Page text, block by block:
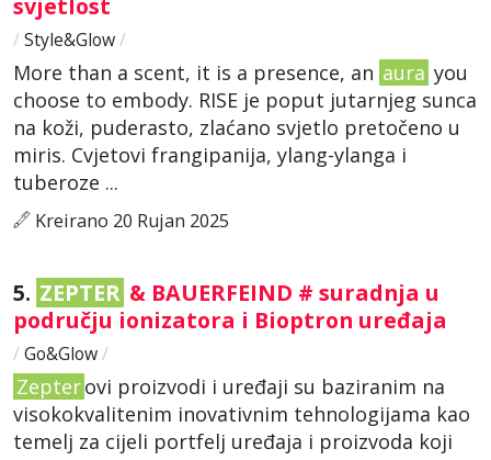
/ Style&Glow/
More than a scent, it is a presence, an aura you
choose to embody. RISE je poput jutarnjeg sunca
na koži, puderasto, zlaćano svjetlo pretočeno u
miris. Cvjetovi frangipanija, ylang-ylanga i
tuberoze ...
Kreirano 20 Rujan 2025
5. ZEPTER & BAUERFEIND # suradnja u
području ionizatora i Bioptron uređaja
/ Go&Glow/
Zepterovi proizvodi i uređaji su baziranim na
visokokvalitenim inovativnim tehnologijama kao
temelj za cijeli portfelj uređaja i proizvoda koji